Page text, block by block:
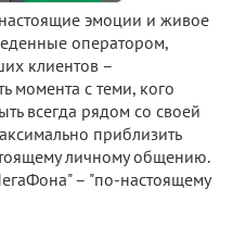
эмоции и живое
оператором,
клиентов –
момента с теми, кого
всегда рядом со своей
приблизить
личному общению.
– "по-настоящему